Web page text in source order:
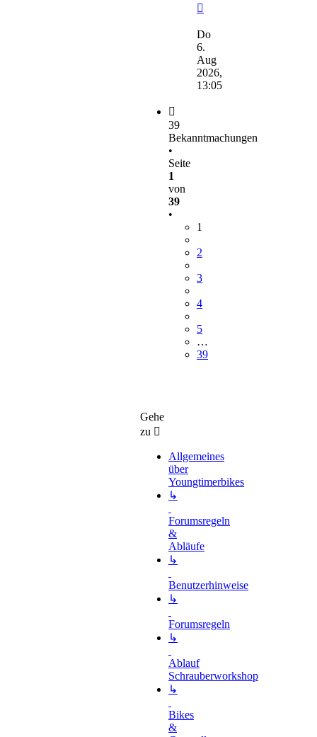
Beitrag
Do
6.
Aug
2026,
13:05
39
Bekanntmachungen
•
Seite
1
von
39
•
1
2
3
4
5
…
39
Gehe
zu
Allgemeines
über
Youngtimerbikes
↳
Forumsregeln
&
Abläufe
↳
Benutzerhinweise
↳
Forumsregeln
↳
Ablauf
Schrauberworkshop
↳
Bikes
&